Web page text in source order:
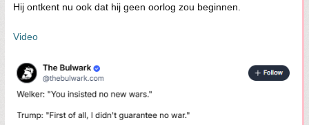
Hij ontkent nu ook dat hij geen oorlog zou beginnen.
Video